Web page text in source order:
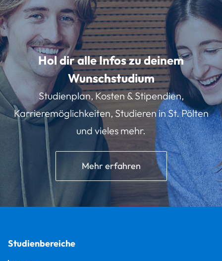
Hol dir alle Infos zu deinem
Wunschstudium
Studienplan, Kosten & Stipendien,
Karrieremöglichkeiten, Studieren in St. Pölten
und vieles mehr.
Mehr erfahren
Studienbereiche